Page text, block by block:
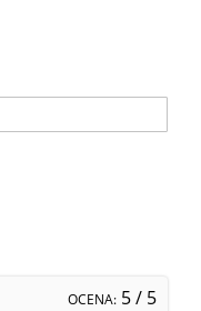
OCENA: 5/ 5